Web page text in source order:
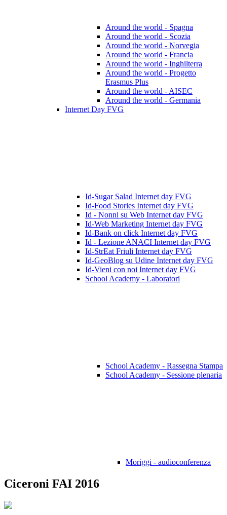
Around the world - Spagna
Around the world - Scozia
Around the world - Norvegia
Around the world - Francia
Around the world - Inghilterra
Around the world - Progetto
Erasmus Plus
Around the world - AISEC
Around the world - Germania
Internet Day FVG
Id-Sugar Salad Internet day FVG
Id-Food Stories Internet day FVG
Id - Nonni su Web Internet day FVG
Id-Web Marketing Internet day FVG
Id-Bank on click Internet day FVG
Id - Lezione ANACI Internet day FVG
Id-StrEat Friuli Internet day FVG
Id-GeoBlog su Udine Internet day FVG
Id-Vieni con noi Internet day FVG
School Academy - Laboratori
School Academy - Rassegna Stampa
School Academy - Sessione plenaria
Moriggi - audioconferenza
Ciceroni FAI 2016